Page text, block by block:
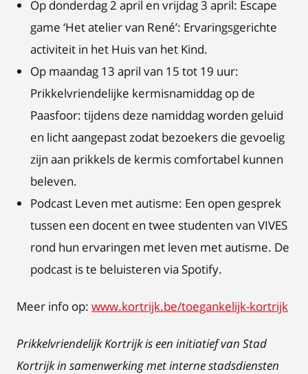
Op donderdag 2 april en vrijdag 3 april: Escape
game ‘Het atelier van René’: Ervaringsgerichte
activiteit in het Huis van het Kind.
Op maandag 13 april van 15 tot 19 uur:
Prikkelvriendelijke kermisnamiddag op de
Paasfoor: tijdens deze namiddag worden geluid
en licht aangepast zodat bezoekers die gevoelig
zijn aan prikkels de kermis comfortabel kunnen
beleven.
Podcast Leven met autisme: Een open gesprek
tussen een docent en twee studenten van VIVES
rond hun ervaringen met leven met autisme. De
podcast is te beluisteren via Spotify.
Meer info op: www.kortrijk.be/toegankelijk-kortrijk
Prikkelvriendelijk Kortrijk is een initiatief van Stad
Kortrijk in samenwerking met interne stadsdiensten